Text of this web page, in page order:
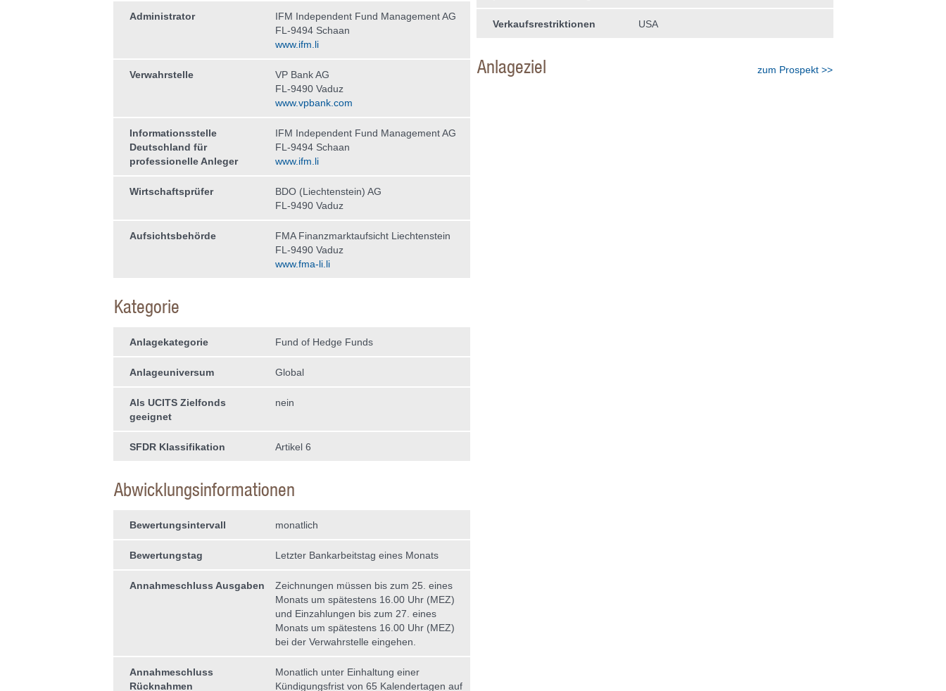
Administrator
IFM Independent Fund Management AG
FL-9494 Schaan
www.ifm.li
Verwahrstelle
VP Bank AG
FL-9490 Vaduz
www.vpbank.com
Informationsstelle
Deutschland für
professionelle Anleger
IFM Independent Fund Management AG
FL-9494 Schaan
www.ifm.li
Wirtschaftsprüfer
BDO (Liechtenstein) AG
FL-9490 Vaduz
Aufsichtsbehörde
FMA Finanzmarktaufsicht Liechtenstein
FL-9490 Vaduz
www.fma-li.li
Kategorie
Anlagekategorie Fund of Hedge Funds
Anlageuniversum Global
Als UCITS Zielfonds
geeignet
nein
SFDR Klassifikation Artikel 6
Abwicklungsinformationen
Bewertungsintervall monatlich
Bewertungstag Letzter Bankarbeitstag eines Monats
Annahmeschluss Ausgaben
Zeichnungen müssen bis zum 25. eines
Monats um spätestens 16.00 Uhr (MEZ)
und Einzahlungen bis zum 27. eines
Monats um spätestens 16.00 Uhr (MEZ)
bei der Verwahrstelle eingehen.
Annahmeschluss
Rücknahmen
Monatlich unter Einhaltung einer
Kündigungsfrist von 65 Kalendertagen auf
Verkaufsrestriktionen USA
Anlageziel zum Prospekt >>